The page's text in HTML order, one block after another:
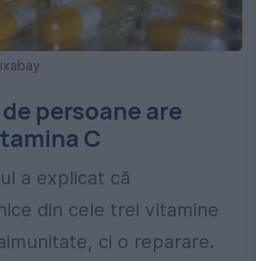
persoane are
C
a explicat că
din cele trei vitamine
ci o reparare.